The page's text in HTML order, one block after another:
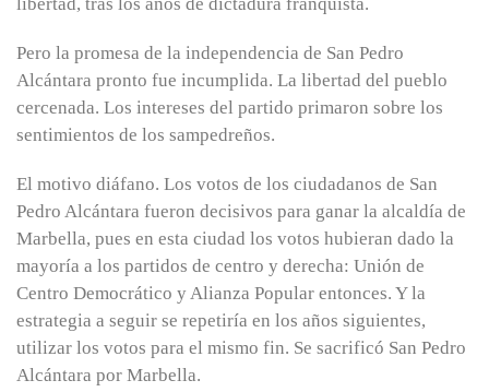
Pero la promesa de la independencia de San Pedro
Alcántara pronto fue incumplida. La libertad del pueblo
cercenada. Los intereses del partido primaron sobre los
sentimientos de los sampedreños.
El motivo diáfano. Los votos de los ciudadanos de San
Pedro Alcántara fueron decisivos para ganar la alcaldía de
Marbella, pues en esta ciudad los votos hubieran dado la
mayoría a los partidos de centro y derecha: Unión de
Centro Democrático y Alianza Popular entonces. Y la
estrategia a seguir se repetiría en los años siguientes,
utilizar los votos para el mismo fin. Se sacrificó San Pedro
Alcántara por Marbella.